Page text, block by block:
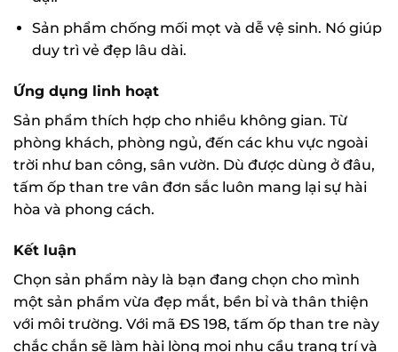
Sản phẩm chống mối mọt và dễ vệ sinh. Nó giúp
duy trì vẻ đẹp lâu dài.
Ứng dụng linh hoạt
Sản phẩm thích hợp cho nhiều không gian. Từ
phòng khách, phòng ngủ, đến các khu vực ngoài
trời như ban công, sân vườn. Dù được dùng ở đâu,
tấm ốp than tre vân đơn sắc luôn mang lại sự hài
hòa và phong cách.
Kết luận
Chọn sản phẩm này là bạn đang chọn cho mình
một sản phẩm vừa đẹp mắt, bền bỉ và thân thiện
với môi trường. Với mã ĐS 198, tấm ốp than tre này
chắc chắn sẽ làm hài lòng mọi nhu cầu trang trí và